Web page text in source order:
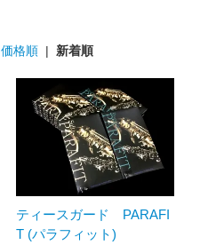
価格順| 新着順
ティースガード PARAFI
T (パラフィット)